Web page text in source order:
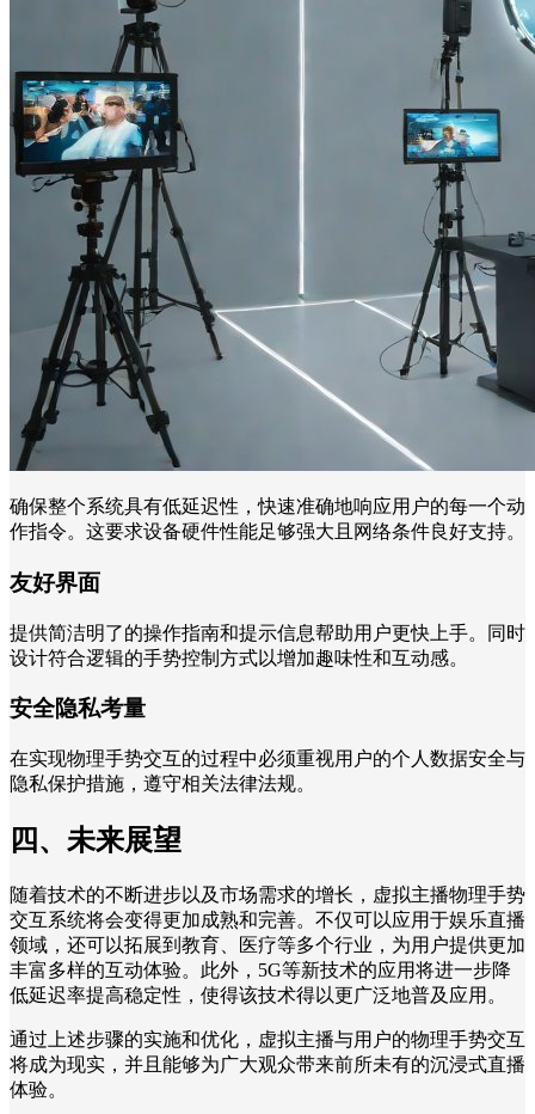
确保整个系统具有低延迟性，快速准确地响应用户的每一个动
作指令。这要求设备硬件性能足够强大且网络条件良好支持。
友好界面
提供简洁明了的操作指南和提示信息帮助用户更快上手。同时
设计符合逻辑的手势控制方式以增加趣味性和互动感。
安全隐私考量
在实现物理手势交互的过程中必须重视用户的个人数据安全与
隐私保护措施，遵守相关法律法规。
四、未来展望
随着技术的不断进步以及市场需求的增长，虚拟主播物理手势
交互系统将会变得更加成熟和完善。不仅可以应用于娱乐直播
领域，还可以拓展到教育、医疗等多个行业，为用户提供更加
丰富多样的互动体验。此外，5G等新技术的应用将进一步降
低延迟率提高稳定性，使得该技术得以更广泛地普及应用。
通过上述步骤的实施和优化，虚拟主播与用户的物理手势交互
将成为现实，并且能够为广大观众带来前所未有的沉浸式直播
体验。